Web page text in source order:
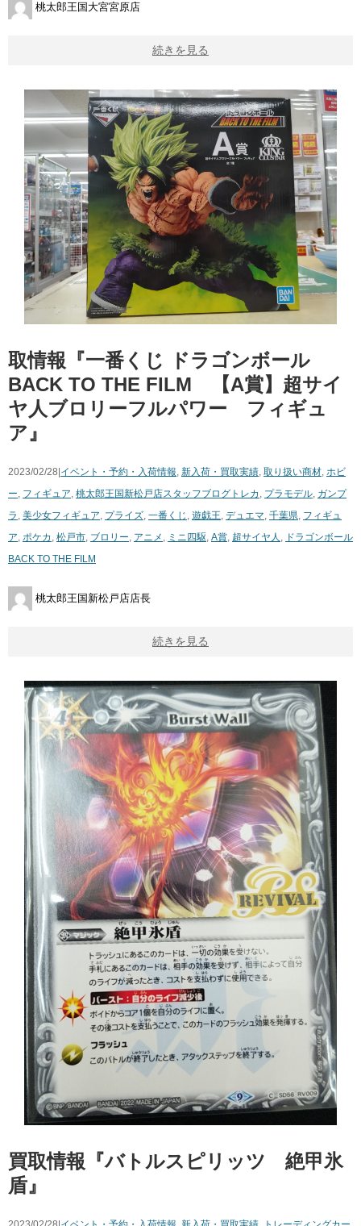
桃太郎王国大宮宮原店
続きを見る
取情報『一番くじ ​ドラゴンボール ​
BACK ​TO ​THE ​FILM 【A賞】超サイ
ヤ人ブロリーフルパワー ​フィギュ
ア』
2023/02/28| イベント・予約・入荷情報, 新入荷・買取実績, 取り扱い商材, ホビ
ー, フィギュア, 桃太郎王国新松戸店スタッフブログ トレカ , プラモデル, ガンプ
ラ , 美少女フィギュア, プライズ, 一番くじ , 遊戯王, デュエマ, 千葉県, フィギュ
ア, ポケカ , 松戸市, ブロリー, アニメ , ミニ四駆, A賞, 超サイヤ人 , ドラゴンボール
​BACK ​TO ​THE ​FILM
桃太郎王国新松戸店店長
続きを見る
買取情報『バトルスピリッツ 絶甲氷
盾』